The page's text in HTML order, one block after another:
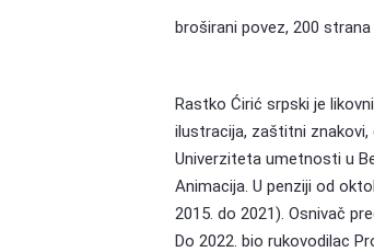
broširani povez, 200
Rastko Ćirić srpski je
ilustracija, zaštitni
Univerziteta umetnosti u
Animacija. U penziji od
2015. do 2021). Osnivač
Do 2022. bio rukovodilac